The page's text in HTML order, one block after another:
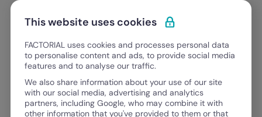
Ir para o conteúdo
Experimente Grátis
FACTORIAL BLOG
Tudo o que precisa para evoluir
como
This website uses cookies
FACTORIAL uses cookies and processes personal data
to personalise content and ads, to provide social media
features and to analyse our traffic.
We also share information about your use of our site
with our social media, advertising and analytics
partners, including Google, who may combine it with
other information that you've provided to them or that